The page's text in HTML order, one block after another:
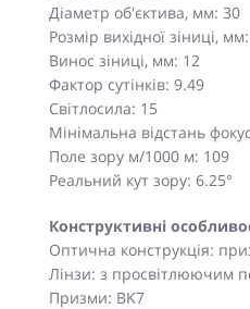
Діаметр об'єктива, мм: 30
Розмір вихідної зіниці,
Винос зіниці, мм: 12
Фактор сутінків: 9.49
Світлосила: 15
Мінімальна відстань
Поле зору м/1000 м: 109
Реальний кут зору: 6.25°
Конструктивні
Оптична конструкція:
Лінзи: з просвітлюючим
Призми: BK7